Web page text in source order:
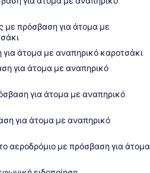
με πρόσβαση για άτομα με
άτομα με αναπηρικό καροτσάκι
για άτομα με αναπηρικό
για άτομα με αναπηρικό
για άτομα με αναπηρικό
αεροδρόμιο με πρόσβαση για άτομα